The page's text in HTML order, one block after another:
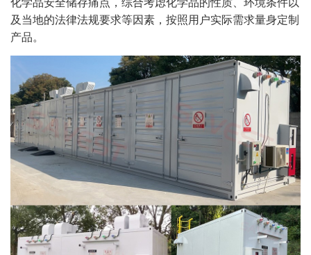
及当地的法律法规要求等因素，按照用户实际需求量身定制
产品。